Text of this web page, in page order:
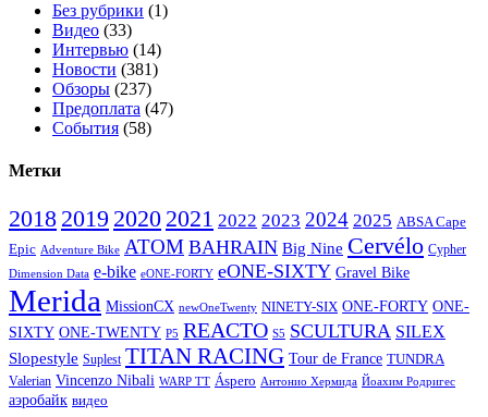
Без рубрики (1)
Видео (33)
Интервью (14)
Новости (381)
Обзоры (237)
Предоплата (47)
События (58)
Метки
2018 2019 2020 2021 2022 2023 2024 2025 ABSA Cape
Epic Adventure Bike ATOM BAHRAIN Big Nine Cervélo Cypher
Dimension Data e-bike eONE-FORTY eONE-SIXTY Gravel Bike
Merida MissionCX newOneTwenty NINETY-SIX ONE-FORTY ONE-
SIXTY ONE-TWENTY P5 REACTO S5 SCULTURA SILEX
Slopestyle Suplest TITAN RACING Tour de France TUNDRA
Valerian Vincenzo Nibali WARP TT Áspero Антонио Хермида Йоахим Родригес
аэробайк видео